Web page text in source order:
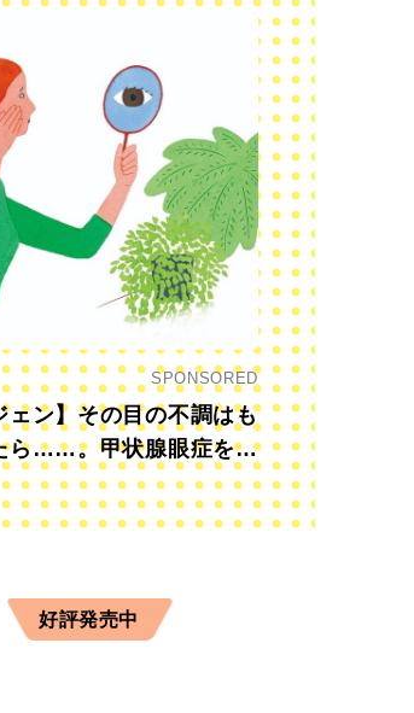
SPONSORED
ェン】その目の不調はも
ら……。甲状腺眼症を知
すか？
好評発売中